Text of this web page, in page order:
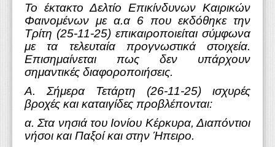
Το έκτακτο Δελτίο Επικίνδυνων Καιρικών
Φαινομένων με α.α 6 που εκδόθηκε την
Τρίτη (25-11-25) επικαιροποιείται σύμφωνα
με τα τελευταία προγνωστικά στοιχεία.
Επισημαίνεται πως δεν υπάρχουν
σημαντικές διαφοροποιήσεις.
Α. Σήμερα Τετάρτη (26-11-25) ισχυρές
βροχές και καταιγίδες προβλέπονται:
α. Στα νησιά του Ιονίου Κέρκυρα, Διαπόντιοι
νήσοι και Παξοί και στην Ήπειρο.